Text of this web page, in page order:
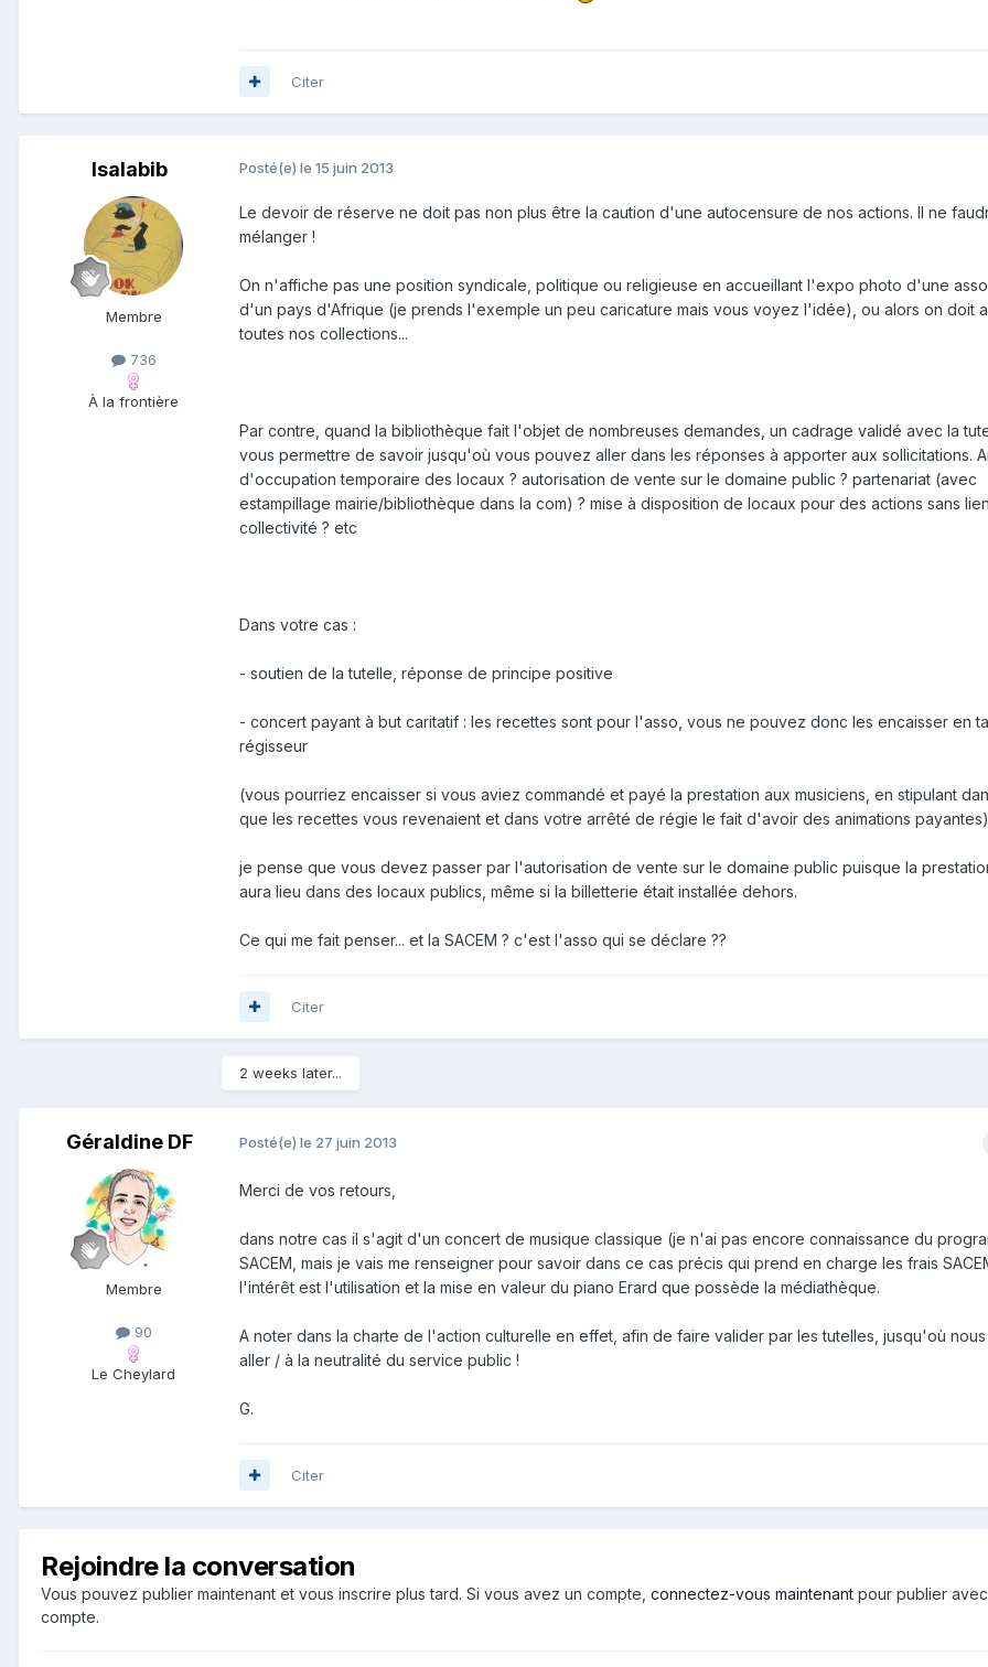
Citer
Isalabib
Membre
736
À la frontière
Posté(e) le 15 juin 2013
Le devoir de réserve ne doit pas non plus être la caution d'une autocensure de nos actions. Il ne
mélanger !
On n'affiche pas une position syndicale, politique ou religieuse en accueillant l'expo photo d'une
d'un pays d'Afrique (je prends l'exemple un peu caricature mais vous voyez l'idée), ou alors on doit
toutes nos collections...
Par contre, quand la bibliothèque fait l'objet de nombreuses demandes, un cadrage validé avec la
vous permettre de savoir jusqu'où vous pouvez aller dans les réponses à apporter aux sollicitations.
d'occupation temporaire des locaux ? autorisation de vente sur le domaine public ? partenariat (avec
estampillage mairie/bibliothèque dans la com) ? mise à disposition de locaux pour des actions sans
collectivité ? etc
Dans votre cas :
- soutien de la tutelle, réponse de principe positive
- concert payant à but caritatif : les recettes sont pour l'asso, vous ne pouvez donc les encaisser en
régisseur
(vous pourriez encaisser si vous aviez commandé et payé la prestation aux musiciens, en stipulant
que les recettes vous revenaient et dans votre arrêté de régie le fait d'avoir des animations payantes)
je pense que vous devez passer par l'autorisation de vente sur le domaine public puisque la
aura lieu dans des locaux publics, même si la billetterie était installée dehors.
Ce qui me fait penser... et la SACEM ? c'est l'asso qui se déclare ??
Citer
2 weeks later...
Géraldine DF
Membre
90
Le Cheylard
Posté(e) le 27 juin 2013
Merci de vos retours,
dans notre cas il s'agit d'un concert de musique classique (je n'ai pas encore connaissance du
SACEM, mais je vais me renseigner pour savoir dans ce cas précis qui prend en charge les frais
l'intérêt est l'utilisation et la mise en valeur du piano Erard que possède la médiathèque.
A noter dans la charte de l'action culturelle en effet, afin de faire valider par les tutelles, jusqu'où
aller / à la neutralité du service public !
G.
Citer
Rejoindre la conversation
Vous pouvez publier maintenant et vous inscrire plus tard. Si vous avez un compte, connectez-vous maintenant pour publier
compte.